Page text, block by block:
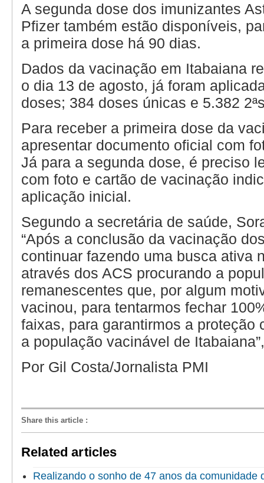
A segunda dose dos imunizantes
Pfizer também estão disponíveis,
a primeira dose há 90 dias.
Dados da vacinação em Itabaiana
o dia 13 de agosto, já foram
doses; 384 doses únicas e 5.382
Para receber a primeira dose da
apresentar documento oficial com
Já para a segunda dose, é preciso
com foto e cartão de vacinação
aplicação inicial.
Segundo a secretária de saúde,
“Após a conclusão da vacinação
continuar fazendo uma busca ativa
através dos ACS procurando a
remanescentes que, por algum
vacinou, para tentarmos fechar
faixas, para garantirmos a proteção
a população vacinável de
Por Gil Costa/Jornalista PMI
Share this article :
Related articles
Realizando o sonho de 47 anos da comunidade